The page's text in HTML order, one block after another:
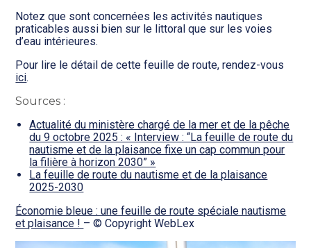
Notez que sont concernées les activités nautiques
praticables aussi bien sur le littoral que sur les voies
d’eau intérieures.
Pour lire le détail de cette feuille de route, rendez-vous
ici.
Sources :
Actualité du ministère chargé de la mer et de la pêche
du 9 octobre 2025 : « Interview : “La feuille de route du
nautisme et de la plaisance fixe un cap commun pour
la filière à horizon 2030” »
La feuille de route du nautisme et de la plaisance
2025-2030
Économie bleue : une feuille de route spéciale nautisme
et plaisance ! – © Copyright WebLex